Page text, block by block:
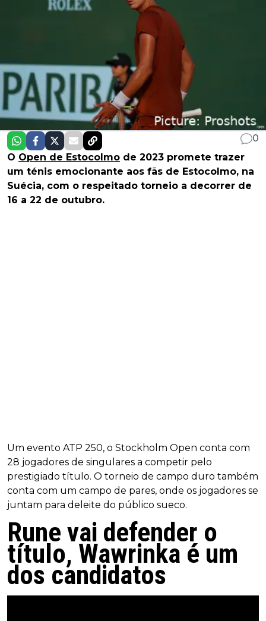
0
O Open de Estocolmo de 2023 promete trazer
um ténis emocionante aos fãs de Estocolmo, na
Suécia, com o respeitado torneio a decorrer de
16 a 22 de outubro.
Um evento ATP 250, o Stockholm Open conta com
28 jogadores de singulares a competir pelo
prestigiado título. O torneio de campo duro também
conta com um campo de pares, onde os jogadores se
juntam para deleite do público sueco.
Rune vai defender o
título, Wawrinka é um
dos candidatos